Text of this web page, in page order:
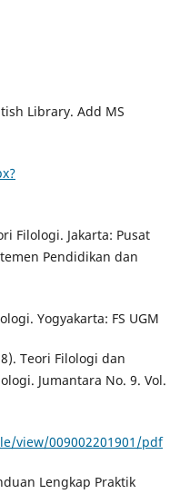
Library. Add MS
Filologi. Jakarta: Pusat
Pendidikan dan
Yogyakarta: FS UGM
Teori Filologi dan
Jumantara No. 9. Vol.
view/009002201901/pdf
Lengkap Praktik